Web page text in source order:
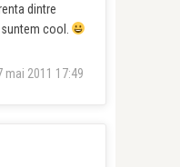
dintre
cool.
mai 2011 17:49